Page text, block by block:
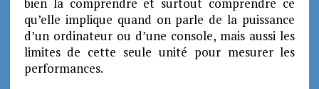
qu’elle implique quand on parle de la puissance
d’un ordinateur ou d’une console, mais aussi les
limites de cette seule unité pour mesurer les
performances.